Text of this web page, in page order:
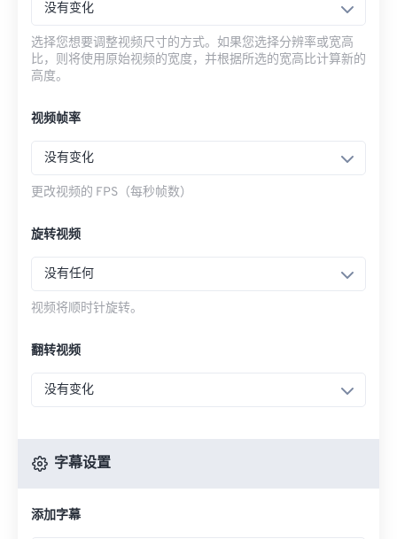
没有变化
选择您想要调整视频尺寸的方式。如果您选择分辨率或宽高
比，则将使用原始视频的宽度，并根据所选的宽高比计算新的
高度。
视频帧率
没有变化
更改视频的 FPS（每秒帧数）
旋转视频
没有任何
视频将顺时针旋转。
翻转视频
没有变化
字幕设置
添加字幕